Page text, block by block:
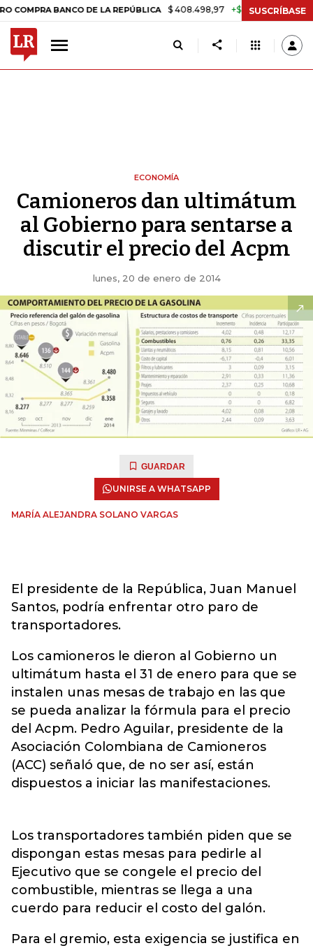
BANCO DE LA REPÚBLICA $ 408.498,97 +$ 8.753,81 +2,19%
SUSCRÍBASE
ECONOMÍA
Camioneros dan ultimátum
al Gobierno para sentarse a
discutir el precio del Acpm
lunes, 20 de enero de 2014
GUARDAR
UNIRSE A WHATSAPP
MARÍA ALEJANDRA SOLANO VARGAS
El presidente de la República, Juan Manuel
Santos, podría enfrentar otro paro de
transportadores.
Los camioneros le dieron al Gobierno un
ultimátum hasta el 31 de enero para que se
instalen unas mesas de trabajo en las que
se pueda analizar la fórmula para el precio
del Acpm. Pedro Aguilar, presidente de la
Asociación Colombiana de Camioneros
(ACC) señaló que, de no ser así, están
dispuestos a iniciar las manifestaciones.
Los transportadores también piden que se
dispongan estas mesas para pedirle al
Ejecutivo que se congele el precio del
combustible, mientras se llega a una
cuerdo para reducir el costo del galón.
Para el gremio, esta exigencia se justifica en